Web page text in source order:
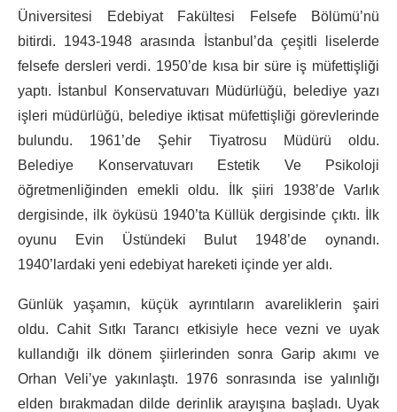
Üniversitesi Edebiyat Fakültesi Felsefe Bölümü’nü
bitirdi. 1943-1948 arasında İstanbul’da çeşitli liselerde
felsefe dersleri verdi. 1950’de kısa bir süre iş müfettişliği
yaptı. İstanbul Konservatuvarı Müdürlüğü, belediye yazı
işleri müdürlüğü, belediye iktisat müfettişliği görevlerinde
bulundu. 1961’de Şehir Tiyatrosu Müdürü oldu.
Belediye Konservatuvarı Estetik Ve Psikoloji
öğretmenliğinden emekli oldu. İlk şiiri 1938’de Varlık
dergisinde, ilk öyküsü 1940’ta Küllük dergisinde çıktı. İlk
oyunu Evin Üstündeki Bulut 1948’de oynandı.
1940’lardaki yeni edebiyat hareketi içinde yer aldı.
Günlük yaşamın, küçük ayrıntıların avareliklerin şairi
oldu. Cahit Sıtkı Tarancı etkisiyle hece vezni ve uyak
kullandığı ilk dönem şiirlerinden sonra Garip akımı ve
Orhan Veli’ye yakınlaştı. 1976 sonrasında ise yalınlığı
elden bırakmadan dilde derinlik arayışına başladı. Uyak